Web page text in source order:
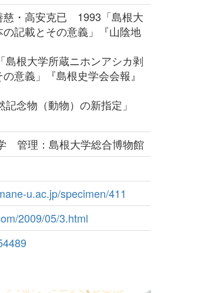
慈・高安克已 1993「島根大
記載とその意義」『山陰地
根大学所蔵ニホンアシカ剥
意義」『島根史学会会報』
念物（動物）の新指定」
管理：島根大学総合博物館
u.ac.jp/specimen/411
2009/05/3.html